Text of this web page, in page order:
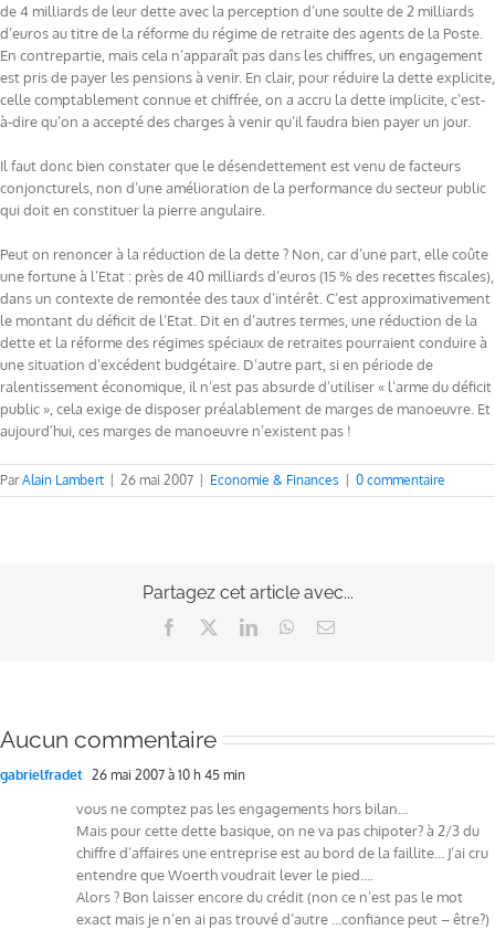
de 4 milliards de leur dette avec la perception d’une soulte de 2 milliards
d’euros au titre de la réforme du régime de retraite des agents de la Poste.
En contrepartie, mais cela n’apparaît pas dans les chiffres, un engagement
est pris de payer les pensions à venir. En clair, pour réduire la dette explicite,
celle comptablement connue et chiffrée, on a accru la dette implicite, c’est-
à-dire qu’on a accepté des charges à venir qu’il faudra bien payer un jour.
Il faut donc bien constater que le désendettement est venu de facteurs
conjoncturels, non d’une amélioration de la performance du secteur public
qui doit en constituer la pierre angulaire.
Peut on renoncer à la réduction de la dette ? Non, car d’une part, elle coûte
une fortune à l’Etat : près de 40 milliards d’euros (15 % des recettes fiscales),
dans un contexte de remontée des taux d’intérêt. C’est approximativement
le montant du déficit de l’Etat. Dit en d’autres termes, une réduction de la
dette et la réforme des régimes spéciaux de retraites pourraient conduire à
une situation d’excédent budgétaire. D’autre part, si en période de
ralentissement économique, il n’est pas absurde d’utiliser « l’arme du déficit
public », cela exige de disposer préalablement de marges de manoeuvre. Et
aujourd’hui, ces marges de manoeuvre n’existent pas !
ParAlain Lambert 26 mai 2007 Economie & Finances 0 commentaire
Partagez cet article avec...
Facebook LinkedInWhatsApp
Email
Aucun commentaire
gabrielfradet 26 mai 2007 à 10 h 45 min
vous ne comptez pas les engagements hors bilan…
Mais pour cette dette basique, on ne va pas chipoter? à 2/3 du
chiffre d’affaires une entreprise est au bord de la faillite… J’ai cru
entendre que Woerth voudrait lever le pied….
Alors ? Bon laisser encore du crédit (non ce n’est pas le mot
exact mais je n’en ai pas trouvé d’autre …confiance peut – être?)